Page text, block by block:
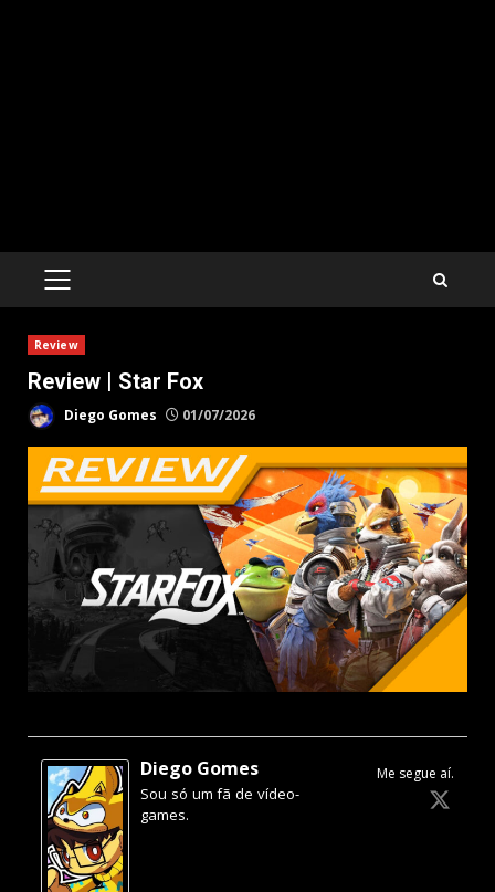
PRIMARY
Review
Review | Star Fox
Diego Gomes 01/07/2026
Me segue aí.
Diego Gomes
Sou só um fã de vídeo-
games.